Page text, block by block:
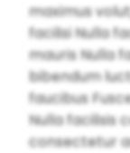
maximus
facilisi Nulla
mauris Nulla
bibendum
faucibus
Nulla facilisis
consectetur